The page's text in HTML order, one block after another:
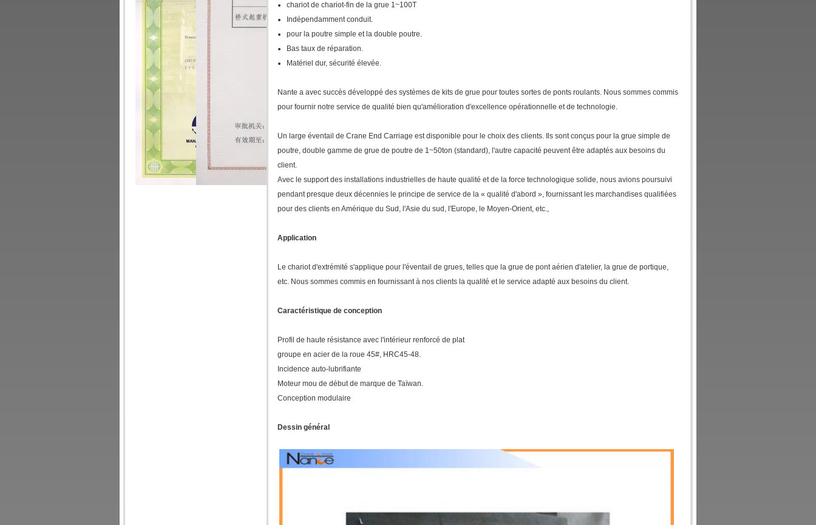
chariot de chariot-fin de la grue 1~100T
Indépendamment conduit.
pour la poutre simple et la double poutre.
Bas taux de réparation.
Matériel dur, sécurité élevée.
Nante a avec succès développé des systèmes de kits de grue pour toutes sortes de ponts roulants. Nous sommes commis
pour fournir notre service de qualité bien qu'amélioration d'excellence opérationnelle et de technologie.
Un large éventail de Crane End Carriage est disponible pour le choix des clients. Ils sont conçus pour la grue simple de
poutre, double gamme de grue de poutre de 1~50ton (standard), l'autre capacité peuvent être adaptés aux besoins du
client.
Avec le support des installations industrielles de haute qualité et de la force technologique solide, nous avions poursuivi
pendant presque deux décennies le principe de service de la « qualité d'abord », fournissant les marchandises qualifiées
pour des clients en Amérique du Sud, l'Asie du sud, l'Europe, le Moyen-Orient, etc.,
Application
Le chariot d'extrémité s'applique pour l'éventail de grues, telles que la grue de pont aérien d'atelier, la grue de portique,
etc. Nous sommes commis en fournissant à nos clients la qualité et le service adapté aux besoins du client.
Caractéristique de conception
Profil de haute résistance avec l'intérieur renforcé de plat
groupe en acier de la roue 45#, HRC45-48.
Incidence auto-lubrifiante
Moteur mou de début de marque de Taïwan.
Conception modulaire
Dessin général